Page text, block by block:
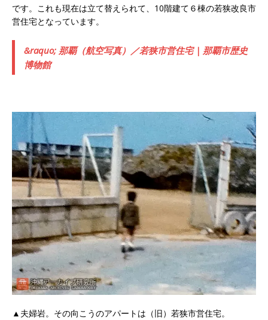
です。これも現在は立て替えられて、10階建て６棟の若狭改良市
営住宅となっています。
&raquo; 那覇（航空写真）／若狭市営住宅 | 那覇市歴史
博物館
▲夫婦岩。その向こうのアパートは（旧）若狭市営住宅。